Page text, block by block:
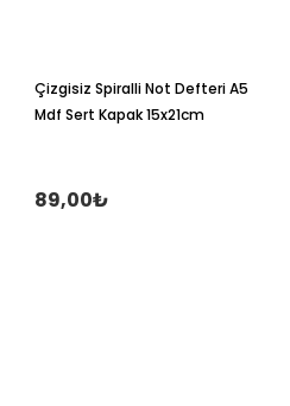
Çizgisiz Spiralli Not Defteri A5
Mdf Sert Kapak 15x21cm
89,00₺